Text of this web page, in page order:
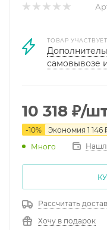
ТОВАР
самовывозе
10 318 ₽/
-10% Экономия 1 146
Много
Рассчитать
Хочу в подарок